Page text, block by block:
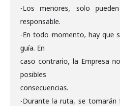
-Los menores, solo
responsable.
-En todo momento, hay que
guía. En
caso contrario, la Empresa
posibles
consecuencias.
-Durante la ruta, se tomarán